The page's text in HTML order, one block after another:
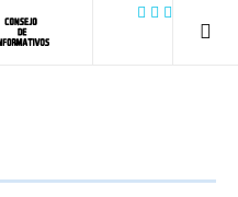
color: #eaeaea; padding: